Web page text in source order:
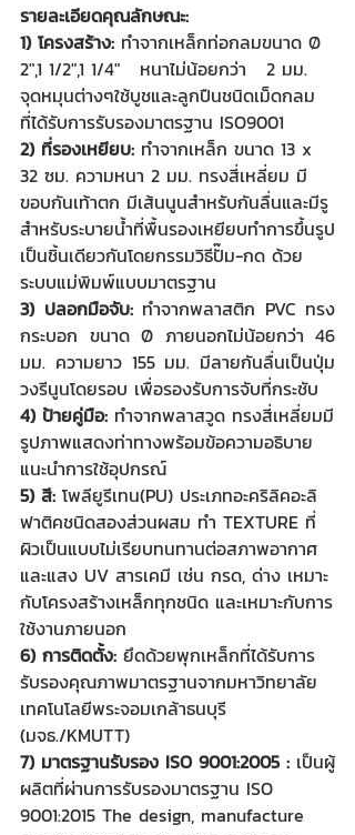
รายละเอียดคุณลักษณะ:
1) โครงสร้าง: ทำจากเหล็กท่อกลมขนาด Ø
2",1 1/2",1 1/4"   หนาไม่น้อยกว่า   2 มม.
จุดหมุนต่างๆใช้บูชและลูกปืนชนิดเม็ดกลม
ที่ได้รับการรับรองมาตรฐาน ISO9001
2) ที่รองเหยียบ: ทำจากเหล็ก ขนาด 13 x
32 ซม. ความหนา 2 มม. ทรงสี่เหลี่ยม มี
ขอบกันเท้าตก มีเส้นนูนสำหรับกันลื่นและมีรู
สำหรับระบายน้ำที่พื้นรองเหยียบทำการขึ้นรูป
เป็นชิ้นเดียวกันโดยกรรมวิธีปั๊ม-กด ด้วย
ระบบแม่พิมพ์แบบมาตรฐาน
3) ปลอกมือจับ: ทำจากพลาสติก PVC ทรง
กระบอก ขนาด Ø ภายนอกไม่น้อยกว่า 46
มม. ความยาว 155 มม. มีลายกันลื่นเป็นปุ่ม
วงรีนูนโดยรอบ เพื่อรองรับการจับที่กระชับ
4) ป้ายคู่มือ: ทำจากพลาสวูด ทรงสี่เหลี่ยมมี
รูปภาพแสดงท่าทางพร้อมข้อความอธิบาย
แนะนำการใช้อุปกรณ์
5) สี: โพลียูรีเทน(PU) ประเภทอะคริลิคอะลิ
ฟาติคชนิดสองส่วนผสม ทำ TEXTURE ที่
ผิวเป็นแบบไม่เรียบทนทานต่อสภาพอากาศ
และแสง UV สารเคมี เช่น กรด, ด่าง เหมาะ
กับโครงสร้างเหล็กทุกชนิด และเหมาะกับการ
ใช้งานภายนอก
6) การติดตั้ง: ยึดด้วยพุกเหล็กที่ได้รับการ
รับรองคุณภาพมาตรฐานจากมหาวิทยาลัย
เทคโนโลยีพระจอมเกล้าธนบุรี
(มจธ./KMUTT)
7) มาตรฐานรับรอง ISO 9001:2005 : เป็นผู้
ผลิตที่ผ่านการรับรองมาตรฐาน ISO
9001:2015 The design, manufacture